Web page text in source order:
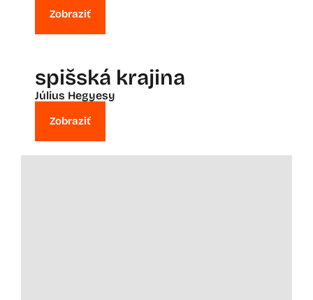
Zobraziť
spišská krajina
Július Hegyesy
Zobraziť